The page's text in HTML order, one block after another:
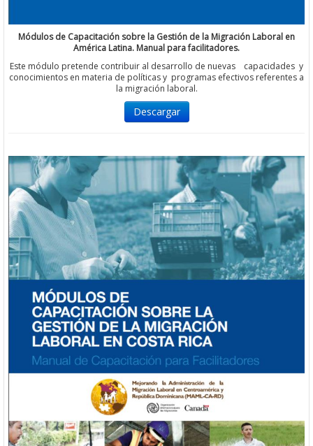
Módulos de Capacitación sobre la Gestión de la Migración Laboral en
América Latina. Manual para facilitadores.
Este módulo pretende contribuir al desarrollo de nuevas capacidades y
conocimientos en materia de políticas y programas efectivos referentes a
la migración laboral.
Descargar